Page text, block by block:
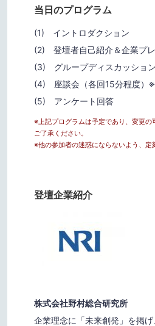
当日のプログラム
(1) イントロダクション
(2) 登壇者自己紹介＆企業プ
(3) グループディスカッショ
(4) 座談会（各回15分程度）※
(5) アンケート回答
※上記プログラムは予定であり、変更の
ご了承ください。
※他の参加者の迷惑にならないよう、定
登壇企業紹介
株式会社野村総合研究所
企業理念に「未来創発」を掲